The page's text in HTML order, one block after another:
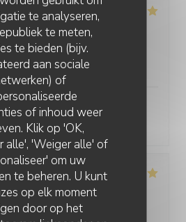
te analyseren,
te meten,
te bieden (bijv.
aan sociale
of
of inhoud weer
Klik op 'OK,
alle', 'Weiger alle' of
om uw
te beheren. U kunt
op elk moment
door op het
4
: 5 /5 Keuken:5 /5 Kwaliteit / Prijs
servient avec le sourire...
3
:5/5 Keuken:5 /5 Kwaliteit / Prijs